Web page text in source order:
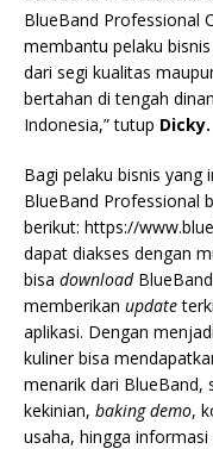
BlueBand Professional
membantu pelaku
dari segi kualitas
bertahan di tengah
Indonesia,” tutup Dicky.
Bagi pelaku bisnis yang
BlueBand Professional
berikut: https://
dapat diakses dengan
bisa download
memberikan update
aplikasi. Dengan
kuliner bisa
menarik dari BlueBand,
kekinian, baking demo,
usaha, hingga